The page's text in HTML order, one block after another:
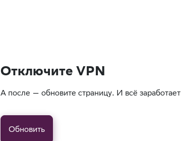
Отключите VPN
А после — обновите страницу. И всё заработает
Обновить